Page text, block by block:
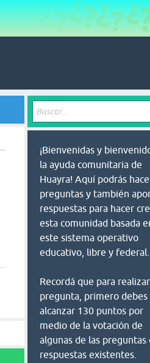
¡Bienvenidas y
la ayuda comunitaria de
Huayra! Aquí podrás
preguntas y también
respuestas para hacer
esta comunidad basada
este sistema operativo
educativo, libre y federal.
Recordá que para
pregunta, primero debes
alcanzar 130 puntos por
medio de la votación de
algunas de las preguntas
respuestas existentes.